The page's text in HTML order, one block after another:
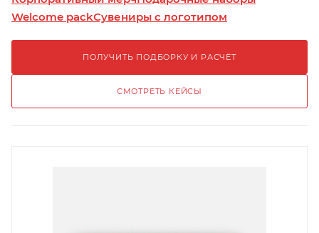
Welcome packСувениры с логотипом
ПОЛУЧИТЬ ПОДБОРКУ И РАСЧЁТ
СМОТРЕТЬ КЕЙСЫ